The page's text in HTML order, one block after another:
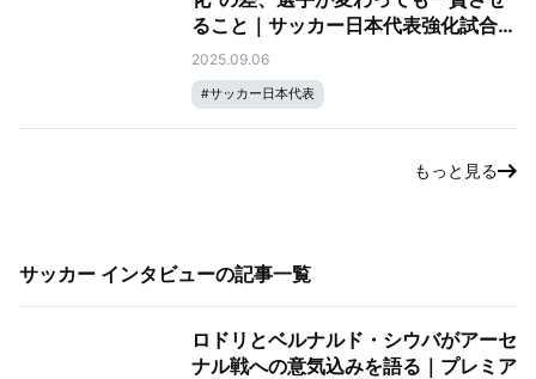
ること｜サッカー日本代表強化試合
vs. メキシコ・アメリカ
2025.09.06
#サッカー日本代表
もっと見る
サッカー インタビューの記事一覧
ロドリとベルナルド・シウバがアーセ
ナル戦への意気込みを語る｜プレミア